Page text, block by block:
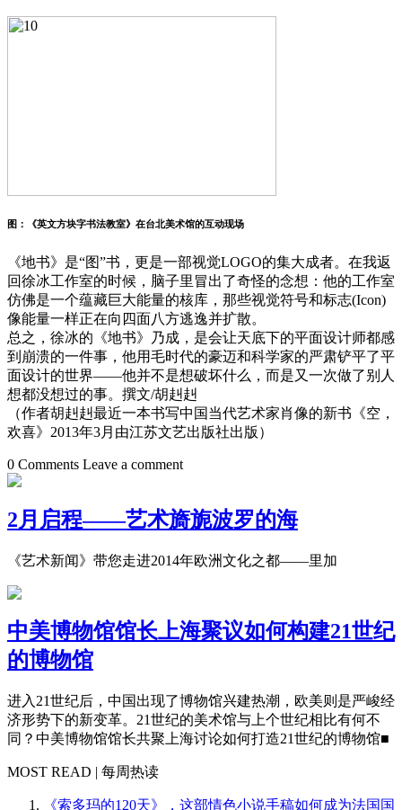
图：《英文方块字书法教室》在台北美术馆的互动现场
《地书》是“图”书，更是一部视觉LOGO的集大成者。在我返
回徐冰工作室的时候，脑子里冒出了奇怪的念想：他的工作室
仿佛是一个蕴藏巨大能量的核库，那些视觉符号和标志(Icon)
像能量一样正在向四面八方逃逸并扩散。
总之，徐冰的《地书》乃成，是会让天底下的平面设计师都感
到崩溃的一件事，他用毛时代的豪迈和科学家的严肃铲平了平
面设计的世界——他并不是想破坏什么，而是又一次做了别人
想都没想过的事。撰文/胡赳赳
（作者胡赳赳最近一本书写中国当代艺术家肖像的新书《空，
欢喜》2013年3月由江苏文艺出版社出版）
0 Comments Leave a comment
2月启程——艺术旖旎波罗的海
《艺术新闻》带您走进2014年欧洲文化之都——里加
中美博物馆馆长上海聚议如何构建21世纪
的博物馆
进入21世纪后，中国出现了博物馆兴建热潮，欧美则是严峻经
济形势下的新变革。21世纪的美术馆与上个世纪相比有何不
同？中美博物馆馆长共聚上海讨论如何打造21世纪的博物馆■
MOST READ | 每周热读
《索多玛的120天》，这部情色小说手稿如何成为法国国